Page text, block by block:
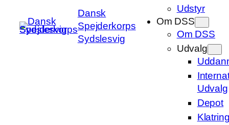
Dansk
Spejderkorps
Sydslesvig
Udstyr
Om DSS
Om DSS
Udvalg
Udvalg
Depot